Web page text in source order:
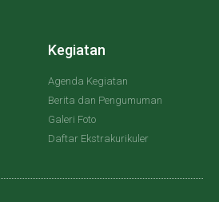
Kegiatan
Agenda Kegiatan
Berita dan Pengumuman
Galeri Foto
Daftar Ekstrakurikuler